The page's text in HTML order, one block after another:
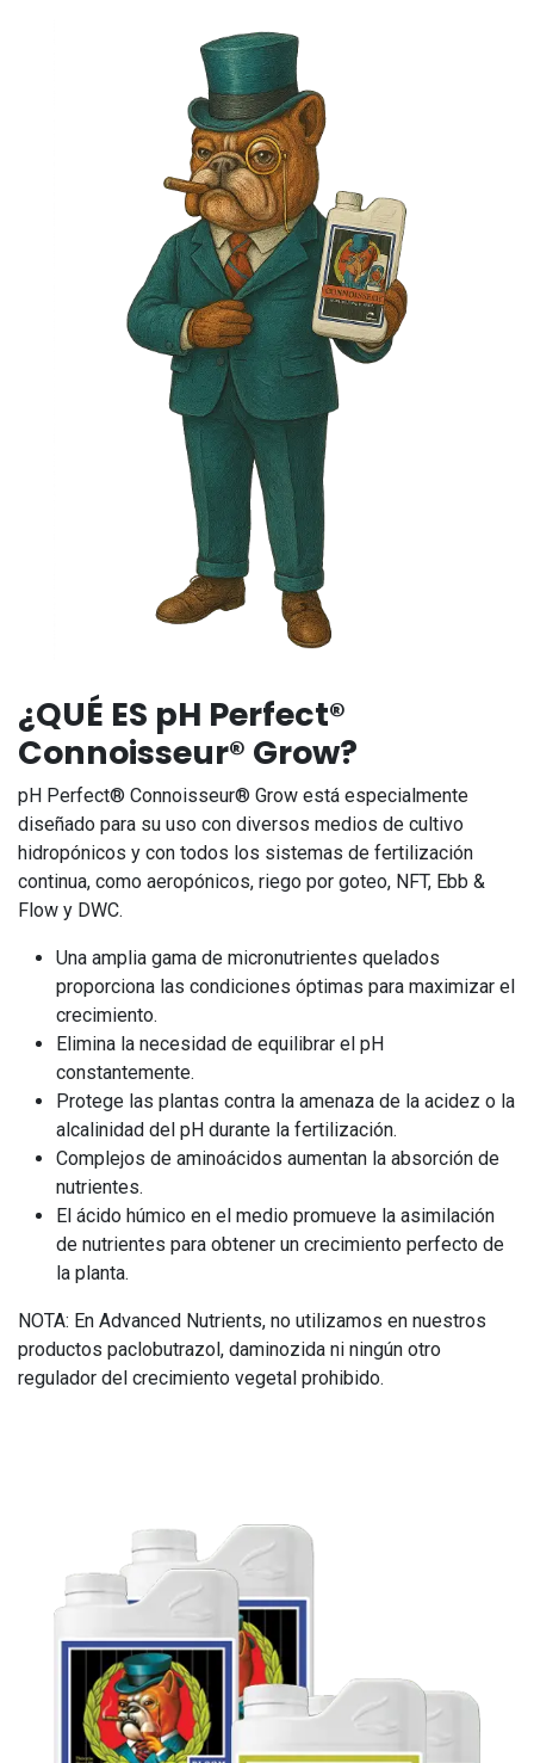
¿QUÉ ES pH Perfect®
Connoisseur® Grow?
pH Perfect® Connoisseur® Grow está especialmente
diseñado para su uso con diversos medios de cultivo
hidropónicos y con todos los sistemas de fertilización
continua, como aeropónicos, riego por goteo, NFT, Ebb &
Flow y DWC.
Una amplia gama de micronutrientes quelados
proporciona las condiciones óptimas para maximizar el
crecimiento.
Elimina la necesidad de equilibrar el pH
constantemente.
Protege las plantas contra la amenaza de la acidez o la
alcalinidad del pH durante la fertilización.
Complejos de aminoácidos aumentan la absorción de
nutrientes.
El ácido húmico en el medio promueve la asimilación
de nutrientes para obtener un crecimiento perfecto de
la planta.
NOTA: En Advanced Nutrients, no utilizamos en nuestros
productos paclobutrazol, daminozida ni ningún otro
regulador del crecimiento vegetal prohibido.